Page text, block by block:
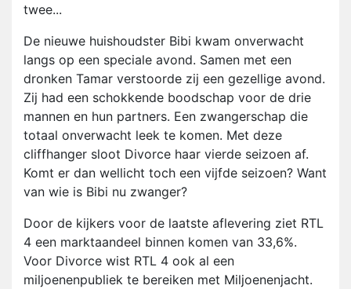
twee...
De nieuwe huishoudster Bibi kwam onverwacht
langs op een speciale avond. Samen met een
dronken Tamar verstoorde zij een gezellige avond.
Zij had een schokkende boodschap voor de drie
mannen en hun partners. Een zwangerschap die
totaal onverwacht leek te komen. Met deze
cliffhanger sloot Divorce haar vierde seizoen af.
Komt er dan wellicht toch een vijfde seizoen? Want
van wie is Bibi nu zwanger?
Door de kijkers voor de laatste aflevering ziet RTL
4 een marktaandeel binnen komen van 33,6%.
Voor Divorce wist RTL 4 ook al een
miljoenenpubliek te bereiken met Miljoenenjacht.